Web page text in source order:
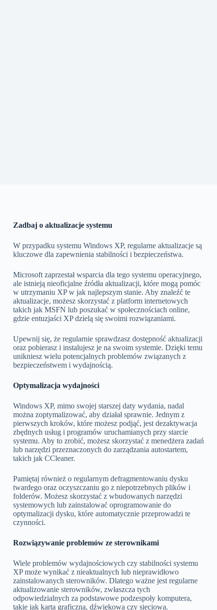
Zadbaj o aktualizacje systemu
W przypadku systemu Windows XP, regularne aktualizacje są
kluczowe dla zapewnienia stabilności i bezpieczeństwa.
Microsoft zaprzestał wsparcia dla tego systemu operacyjnego,
ale istnieją nieoficjalne źródła aktualizacji, które mogą pomóc
w utrzymaniu XP w jak najlepszym stanie. Aby znaleźć te
aktualizacje, możesz skorzystać z platform internetowych
takich jak MSFN lub poszukać w społecznościach online,
gdzie entuzjaści XP dzielą się swoimi rozwiązaniami.
Upewnij się, że regularnie sprawdzasz dostępność aktualizacji
oraz pobierasz i instalujesz je na swoim systemie. Dzięki temu
unikniesz wielu potencjalnych problemów związanych z
bezpieczeństwem i wydajnością.
Optymalizacja wydajności
Windows XP, mimo swojej starszej daty wydania, nadal
można zoptymalizować, aby działał sprawnie. Jednym z
pierwszych kroków, które możesz podjąć, jest dezaktywacja
zbędnych usług i programów uruchamianych przy starcie
systemu. Aby to zrobić, możesz skorzystać z menedżera zadań
lub narzędzi przeznaczonych do zarządzania autostartem,
takich jak CCleaner.
Pamiętaj również o regularnym defragmentowaniu dysku
twardego oraz oczyszczaniu go z niepotrzebnych plików i
folderów. Możesz skorzystać z wbudowanych narzędzi
systemowych lub zainstalować oprogramowanie do
optymalizacji dysku, które automatycznie przeprowadzi te
czynności.
Rozwiązywanie problemów ze sterownikami
Wiele problemów wydajnościowych czy stabilności systemu
XP może wynikać z nieaktualnych lub nieprawidłowo
zainstalowanych sterowników. Dlatego ważne jest regularne
aktualizowanie sterowników, zwłaszcza tych
odpowiedzialnych za podstawowe podzespoły komputera,
takie jak karta graficzna, dźwiękowa czy sieciowa.